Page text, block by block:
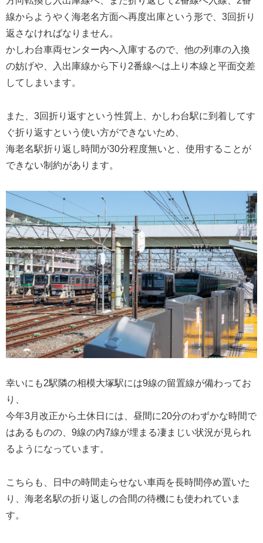
線からようやく海老名方面へ再度出庫という形で、3回折り
返さなければなりません。
かしわ台車両センター内へ入庫するので、他の列車の入換
の妨げや、入出庫線から下り2番線へは上り本線と平面交差
してしまいます。
また、3回折り返すという性質上、かしわ台駅に到着してす
ぐ折り返すという使い方ができないため、
海老名駅折り返し時間が30分程度無いと、使用することが
できない制約があります。
幸いにも2駅隣の相模大塚駅には9線の留置線が備わってお
り、
今年3月改正から土休日には、昼間に20分のわずかな時間で
はあるものの、9線の内7線が埋まる凄まじい状況が見られ
るようになっています。
こちらも、日中の時間走らせない車両を長時間停め置いた
り、海老名駅の折り返しの合間の待機にも使われていま
す。